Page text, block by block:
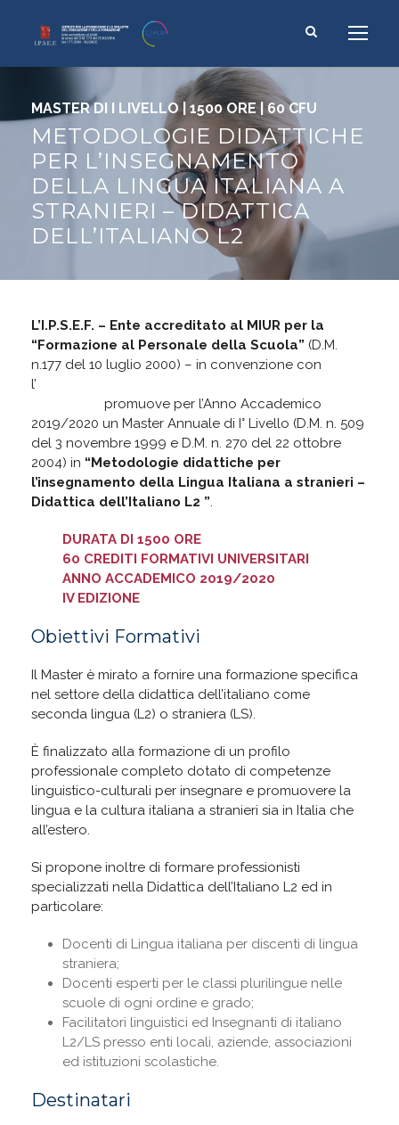
MASTER DI I LIVELLO | 1500 ORE | 60 CFU
METODOLOGIE DIDATTICHE
PER L’INSEGNAMENTO
DELLA LINGUA ITALIANA A
STRANIERI – DIDATTICA
DELL’ITALIANO L2
L’I.P.S.E.F. – Ente accreditato al MIUR per la
“Formazione al Personale della Scuola” (D.M.
n.177 del 10 luglio 2000) – in convenzione con
l’
promuove per l’Anno Accademico
2019/2020 un Master Annuale di I° Livello (D.M. n. 509
del 3 novembre 1999 e D.M. n. 270 del 22 ottobre
2004) in “Metodologie didattiche per
l’insegnamento della Lingua Italiana a stranieri –
Didattica dell’Italiano L2 ”.
DURATA DI 1500 ORE
60 CREDITI FORMATIVI UNIVERSITARI
ANNO ACCADEMICO 2019/2020
IV EDIZIONE
Obiettivi Formativi
Il Master è mirato a fornire una formazione specifica
nel settore della didattica dell’italiano come
seconda lingua (L2) o straniera (LS).
È finalizzato alla formazione di un profilo
professionale completo dotato di competenze
linguistico-culturali per insegnare e promuovere la
lingua e la cultura italiana a stranieri sia in Italia che
all’estero.
Si propone inoltre di formare professionisti
specializzati nella Didattica dell’Italiano L2 ed in
particolare:
Docenti di Lingua italiana per discenti di lingua
straniera;
Docenti esperti per le classi plurilingue nelle
scuole di ogni ordine e grado;
Facilitatori linguistici ed Insegnanti di italiano
L2/LS presso enti locali, aziende, associazioni
ed istituzioni scolastiche.
Destinatari